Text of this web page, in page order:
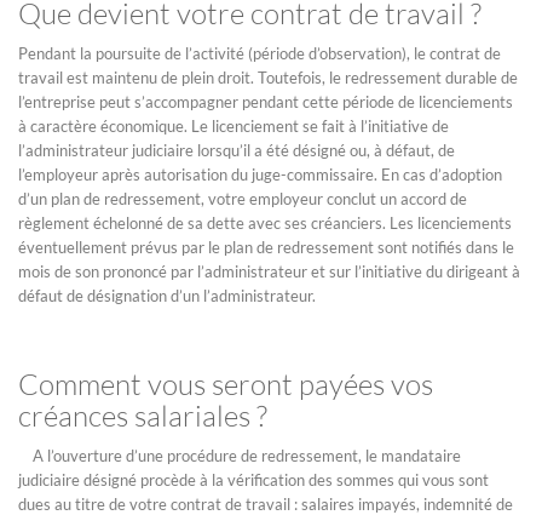
Que devient votre contrat de travail ?
Pendant la poursuite de l’activité (période d’observation), le contrat de
travail est maintenu de plein droit. Toutefois, le redressement durable de
l’entreprise peut s’accompagner pendant cette période de licenciements
à caractère économique. Le licenciement se fait à l’initiative de
l’administrateur judiciaire lorsqu’il a été désigné ou, à défaut, de
l’employeur après autorisation du juge-commissaire. En cas d’adoption
d’un plan de redressement, votre employeur conclut un accord de
règlement échelonné de sa dette avec ses créanciers. Les licenciements
éventuellement prévus par le plan de redressement sont notifiés dans le
mois de son prononcé par l’administrateur et sur l’initiative du dirigeant à
défaut de désignation d’un l’administrateur.
Comment vous seront payées vos
créances salariales ?
A l’ouverture d’une procédure de redressement, le mandataire
judiciaire désigné procède à la vérification des sommes qui vous sont
dues au titre de votre contrat de travail : salaires impayés, indemnité de